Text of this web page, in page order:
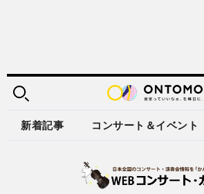
新着記事 コンサート＆イベント